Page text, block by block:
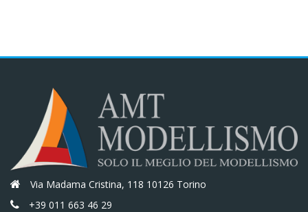
Via Madama Cristina, 118 10126 Torino
+39 011 663 46 29